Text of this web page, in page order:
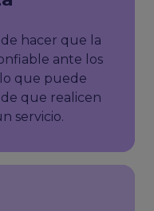
hacer que la
ante los
que puede
que realicen
servicio.